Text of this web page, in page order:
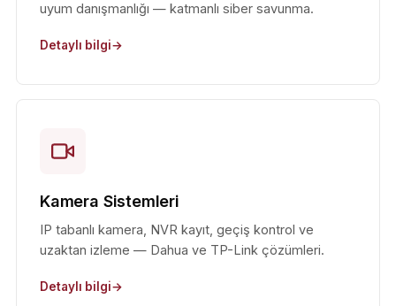
uyum danışmanlığı — katmanlı siber savunma.
Detaylı bilgi
Kamera Sistemleri
IP tabanlı kamera, NVR kayıt, geçiş kontrol ve
uzaktan izleme — Dahua ve TP-Link çözümleri.
Detaylı bilgi